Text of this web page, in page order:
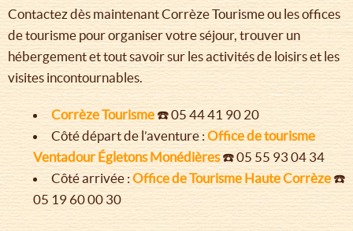
Contactez dès maintenant Corrèze Tourisme ou les offices
de tourisme pour organiser votre séjour, trouver un
hébergement et tout savoir sur les activités de loisirs et les
visites incontournables.
Corrèze Tourisme ☎️ 05 44 41 90 20
Côté départ de l’aventure :Office de tourisme
Ventadour Égletons Monédières☎️ 05 55 93 04 34
Côté arrivée :Office de Tourisme Haute Corrèze ☎️
05 19 60 00 30